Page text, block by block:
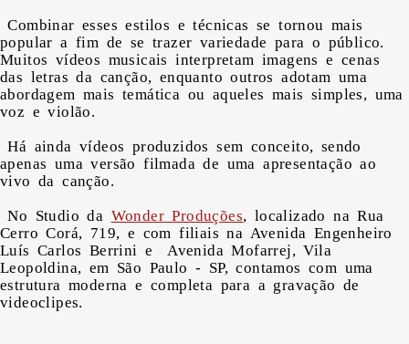
Combinar esses estilos e técnicas se tornou mais
popular a fim de se trazer variedade para o público.
Muitos vídeos musicais interpretam imagens e cenas
das letras da canção, enquanto outros adotam uma
abordagem mais temática ou aqueles mais simples, uma
voz e violão.
Há ainda vídeos produzidos sem conceito, sendo
apenas uma versão filmada de uma apresentação ao
vivo da canção.
No Studio da Wonder Produções, localizado na Rua
Cerro Corá, 719, e com filiais na Avenida Engenheiro
Luís Carlos Berrini e Avenida Mofarrej, Vila
Leopoldina, em São Paulo - SP, contamos com uma
estrutura moderna e completa para a gravação de
videoclipes.